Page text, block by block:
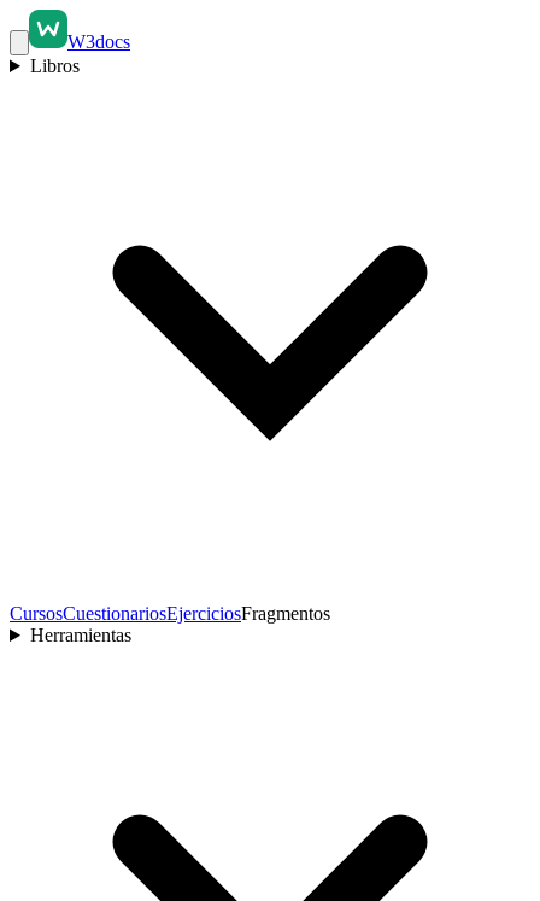
W3docs
Libros
CursosCuestionariosEjerciciosFragmentos
Herramientas